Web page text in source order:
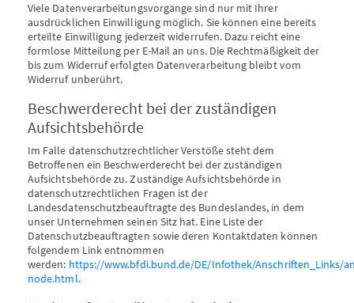
Viele Datenverarbeitungsvorgänge sind nur mit Ihrer
ausdrücklichen Einwilligung möglich. Sie können eine bereits
erteilte Einwilligung jederzeit widerrufen. Dazu reicht eine
formlose Mitteilung per E-Mail an uns. Die Rechtmäßigkeit der
bis zum Widerruf erfolgten Datenverarbeitung bleibt vom
Widerruf unberührt.
Beschwerderecht bei der zuständigen
Aufsichtsbehörde
Im Falle datenschutzrechtlicher Verstöße steht dem
Betroffenen ein Beschwerderecht bei der zuständigen
Aufsichtsbehörde zu. Zuständige Aufsichtsbehörde in
datenschutzrechtlichen Fragen ist der
Landesdatenschutzbeauftragte des Bundeslandes, in dem
unser Unternehmen seinen Sitz hat. Eine Liste der
Datenschutzbeauftragten sowie deren Kontaktdaten können
folgendem Link entnommen
werden: https://www.bfdi.bund.de/DE/Infothek/Anschriften_Links/
node.html.